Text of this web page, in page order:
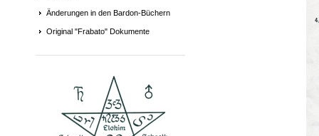
Änderungen in den Bardon-Büchern
Original "Frabato" Dokumente